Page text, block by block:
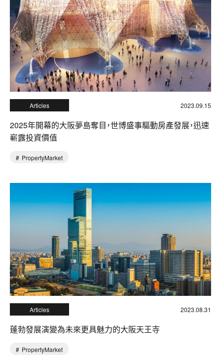
Articles 2023.09.15
2025年開幕的大阪夢島奪目，世博盛事驅動房產發展，迅速
嶄露投資價值
PropertyMarket
Articles 2023.08.31
蓬勃發展演變為未來更具魅力的大阪天王寺
PropertyMarket